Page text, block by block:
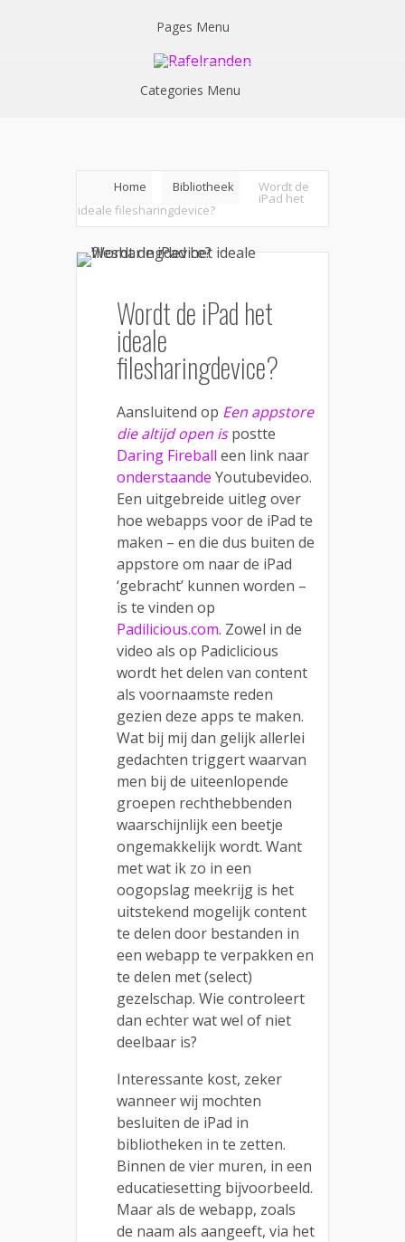
Pages Menu
Categories Menu
Home Bibliotheek Wordt de
iPad het
ideale filesharingdevice?
Wordt de iPad het
ideale
filesharingdevice?
Aansluitend op Een appstore
die altijd open ispostte
Daring Fireball een link naar
onderstaande Youtubevideo.
Een uitgebreide uitleg over
hoe webapps voor de iPad te
maken – en die dus buiten de
appstore om naar de iPad
‘gebracht’ kunnen worden –
is te vinden op
Padilicious.com. Zowel in de
video als op Padiclicious
wordt het delen van content
als voornaamste reden
gezien deze apps te maken.
Wat bij mij dan gelijk allerlei
gedachten triggert waarvan
men bij de uiteenlopende
groepen rechthebbenden
waarschijnlijk een beetje
ongemakkelijk wordt. Want
met wat ik zo in een
oogopslag meekrijg is het
uitstekend mogelijk content
te delen door bestanden in
een webapp te verpakken en
te delen met (select)
gezelschap. Wie controleert
dan echter wat wel of niet
deelbaar is?
Interessante kost, zeker
wanneer wij mochten
besluiten de iPad in
bibliotheken in te zetten.
Binnen de vier muren, in een
educatiesetting bijvoorbeeld.
Maar als de webapp, zoals
de naam als aangeeft, via het